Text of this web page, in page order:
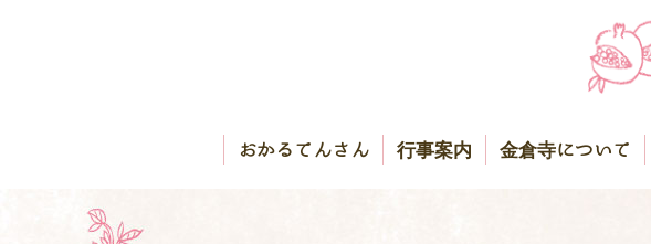
おかるてんさん 行事案内 金倉寺について